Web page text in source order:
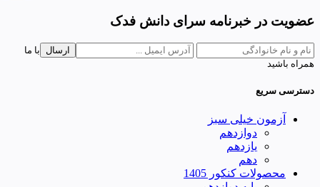
عضویت در خبرنامه سرای دانش فدک
ارسال
با ما
همراه باشید
دسترسی سریع
آزمون خیلی سبز
دوازدهم
یازدهم
دهم
محصولات کنکور 1405